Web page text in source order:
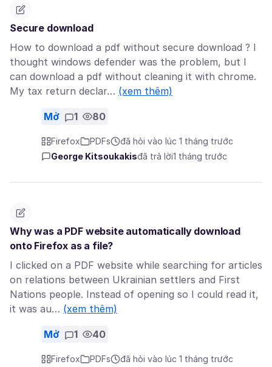
Secure download
How to download a pdf without secure download ? I
thought windows defender was the problem, but I
can download a pdf without cleaning it with chrome.
My tax return declar… (xem thêm)
Mở 1 80
Firefox PDFs
đã hỏi vào lúc 1 tháng trước
George Kitsoukakisđã trả lời1 tháng trước
Why was a PDF website automatically download
onto Firefox as a file?
I clicked on a PDF website while searching for articles
on relations between Ukrainian settlers and First
Nations people. Instead of opening so I could read it,
it was au… (xem thêm)
Mở 1 40
Firefox PDFs
đã hỏi vào lúc 1 tháng trước